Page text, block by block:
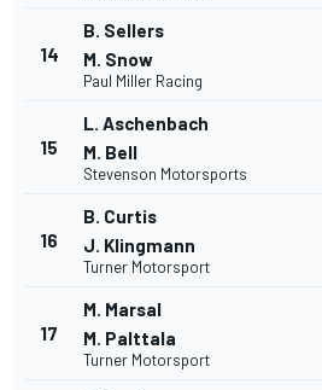
14
B. Sellers
M. Snow
Paul Miller Racing
15
L. Aschenbach
M. Bell
Stevenson Motorsports
16
B. Curtis
J. Klingmann
Turner Motorsport
17
M. Marsal
M. Palttala
Turner Motorsport